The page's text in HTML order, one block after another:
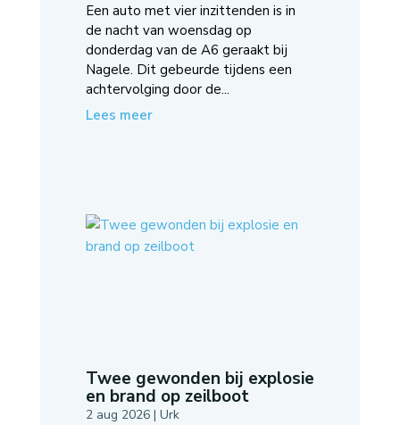
Een auto met vier inzittenden is in
de nacht van woensdag op
donderdag van de A6 geraakt bij
Nagele. Dit gebeurde tijdens een
achtervolging door de...
Lees meer
Twee gewonden bij explosie
en brand op zeilboot
2 aug 2026| Urk